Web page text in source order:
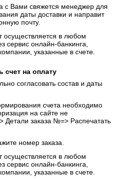
с Вами свяжется менеджер для
даты доставки и направит
почту.
осуществляется в любом
сервис онлайн-банкинга,
указанные в счете.
счет на оплату
согласовать состав и даты
счета необходимо
на сайте не
Детали заказа №=> Распечатать
номер заказа.
осуществляется в любом
сервис онлайн-банкинга,
указанные в счете.